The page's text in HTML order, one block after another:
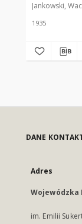
Jankowski,
1935
DANE
Adres
im. Emilii